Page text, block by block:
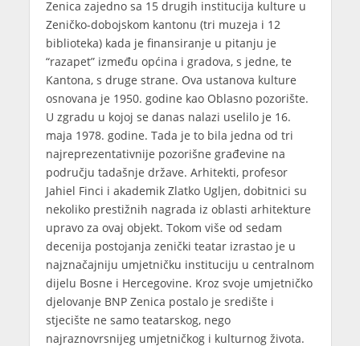
Zenica zajedno sa 15 drugih institucija kulture u
Zeničko-dobojskom kantonu (tri muzeja i 12
biblioteka) kada je finansiranje u pitanju je
“razapet” između općina i gradova, s jedne, te
Kantona, s druge strane. Ova ustanova kulture
osnovana je 1950. godine kao Oblasno pozorište.
U zgradu u kojoj se danas nalazi uselilo je 16.
maja 1978. godine. Tada je to bila jedna od tri
najreprezentativnije pozorišne građevine na
području tadašnje države. Arhitekti, profesor
Jahiel Finci i akademik Zlatko Ugljen, dobitnici su
nekoliko prestižnih nagrada iz oblasti arhitekture
upravo za ovaj objekt. Tokom više od sedam
decenija postojanja zenički teatar izrastao je u
najznačajniju umjetničku instituciju u centralnom
dijelu Bosne i Hercegovine. Kroz svoje umjetničko
djelovanje BNP Zenica postalo je središte i
stjecište ne samo teatarskog, nego
najraznovrsnijeg umjetničkog i kulturnog života.